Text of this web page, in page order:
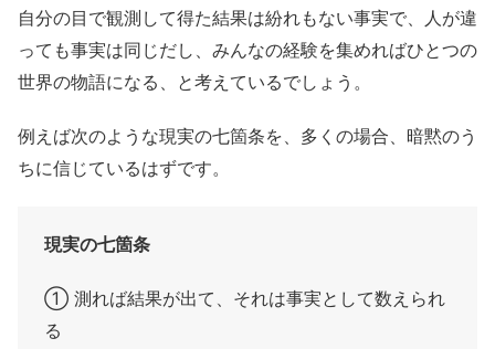
自分の目で観測して得た結果は紛れもない事実で、人が違
っても事実は同じだし、みんなの経験を集めればひとつの
世界の物語になる、と考えているでしょう。
例えば次のような現実の七箇条を、多くの場合、暗黙のう
ちに信じているはずです。
現実の七箇条
① 測れば結果が出て、それは事実として数えられ
る